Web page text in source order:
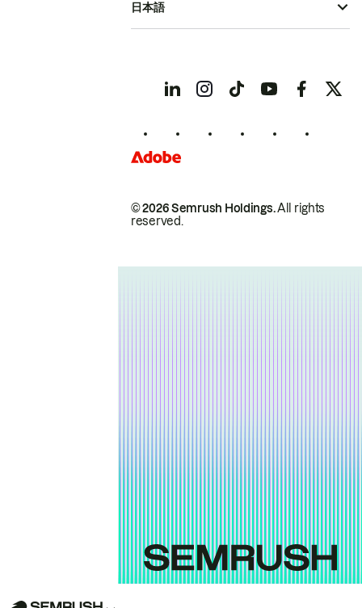
© 2026 Semrush Holdings.All rights
reserved.
日本語